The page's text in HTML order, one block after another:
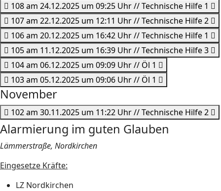
108 am 24.12.2025 um 09:25 Uhr // Technische Hilfe 1
107 am 22.12.2025 um 12:11 Uhr // Technische Hilfe 2
106 am 20.12.2025 um 16:42 Uhr // Technische Hilfe 1
105 am 11.12.2025 um 16:39 Uhr // Technische Hilfe 3
104 am 06.12.2025 um 09:09 Uhr // Öl 1
103 am 05.12.2025 um 09:06 Uhr // Öl 1
November
102 am 30.11.2025 um 11:22 Uhr // Technische Hilfe 2
Alarmierung im guten Glauben
Lämmerstraße, Nordkirchen
Eingesetze Kräfte:
LZ Nordkirchen